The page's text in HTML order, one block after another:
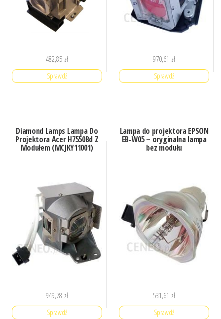
482,85 zł
Sprawdź
970,61 zł
Sprawdź
Diamond Lamps Lampa Do
Projektora Acer H7550Bd Z
Modułem (MCJKY11001)
949,78 zł
Sprawdź
Lampa do projektora EPSON
EB-W05 – oryginalna lampa
bez modułu
531,61 zł
Sprawdź